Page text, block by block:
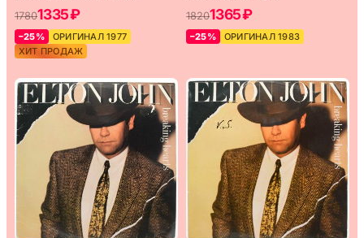
17801335 ₽
–25%
ОРИГИНАЛ 1977
ХИТ ПРОДАЖ
18201365 ₽
–25% ОРИГИНАЛ 1983